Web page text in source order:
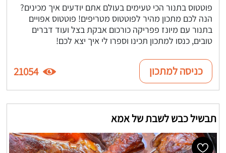
פוטטוס בתנור הכי טעימים בעולם אתם יודעים איך מכינים?
הנה לכם מתכון מהיר לפוטטוס מטריפים! פוטטוס אפויים
בתנור עם מיונז פפריקה כורכום אבקת בצל ועוד דברים
טובים, כנסו למתכון תכינו וספרו לי איך יצא לכם!
כניסה למתכון 21054
תבשיל כבש לשבת של אמא